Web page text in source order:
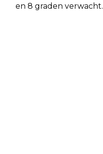
en 8 graden verwacht.